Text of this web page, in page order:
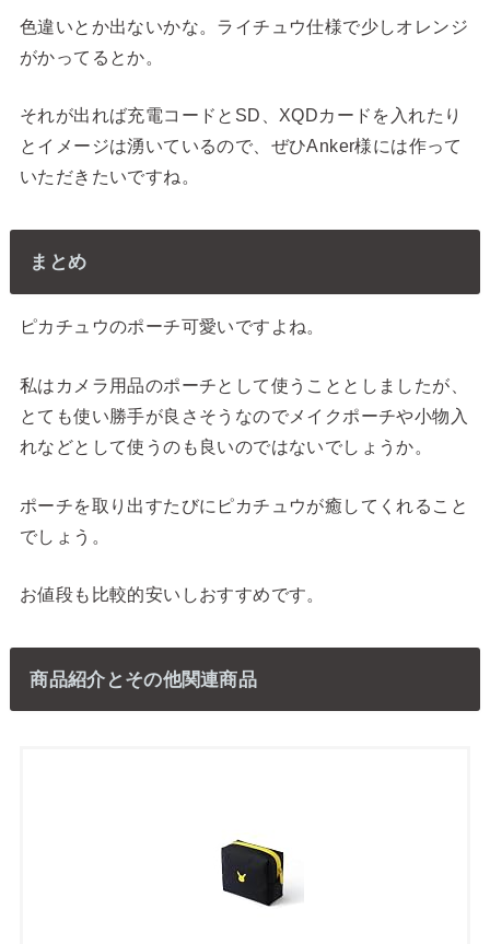
色違いとか出ないかな。ライチュウ仕様で少しオレンジ
がかってるとか。
それが出れば充電コードとSD、XQDカードを入れたり
とイメージは湧いているので、ぜひAnker様には作って
いただきたいですね。
まとめ
ピカチュウのポーチ可愛いですよね。
私はカメラ用品のポーチとして使うこととしましたが、
とても使い勝手が良さそうなのでメイクポーチや小物入
れなどとして使うのも良いのではないでしょうか。
ポーチを取り出すたびにピカチュウが癒してくれること
でしょう。
お値段も比較的安いしおすすめです。
商品紹介とその他関連商品